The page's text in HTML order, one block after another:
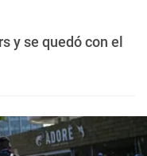
y se quedó con el